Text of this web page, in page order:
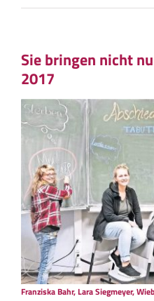
Sie bringen nicht
2017
Franziska Bahr, Lara Siegmeyer,